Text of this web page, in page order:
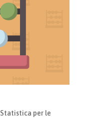
Statistica per le